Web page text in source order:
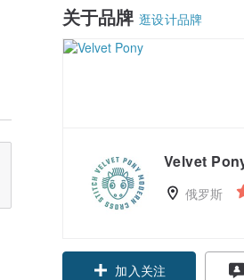
关于品牌 逛设计品牌
Velvet
俄罗斯
加入关注